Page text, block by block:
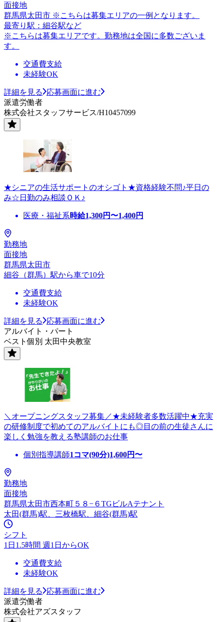
面接地
群馬県太田市 ※こちらは募集エリアの一例となります。
最寄り駅：細谷駅など
※こちらは募集エリアです。勤務地は全国に多数ございま
す。
交通費支給
未経験OK
詳細を見る
応募画面に進む
派遣労働者
株式会社スタッフサービス/H10457099
★シニアの生活サポートのオシゴト★資格経験不問♪平日の
み☆日勤のみ相談ＯＫ♪
医療・福祉系時給1,300円〜1,400円
勤務地
面接地
群馬県太田市
細谷（群馬）駅から車で10分
交通費支給
未経験OK
詳細を見る
応募画面に進む
アルバイト・パート
ベスト個別 太田中央教室
＼オープニングスタッフ募集／★未経験者多数活躍中★充実
の研修制度で初めてのアルバイトにも◎目の前の生徒さんに
楽しく勉強を教える塾講師のお仕事
個別指導講師1コマ(90分)1,600円〜
勤務地
面接地
群馬県太田市西本町５８−６TGビルAテナント
太田(群馬)駅、三枚橋駅、細谷(群馬)駅
シフト
1日1.5時間 週1日からOK
交通費支給
未経験OK
詳細を見る
応募画面に進む
派遣労働者
株式会社アズスタッフ